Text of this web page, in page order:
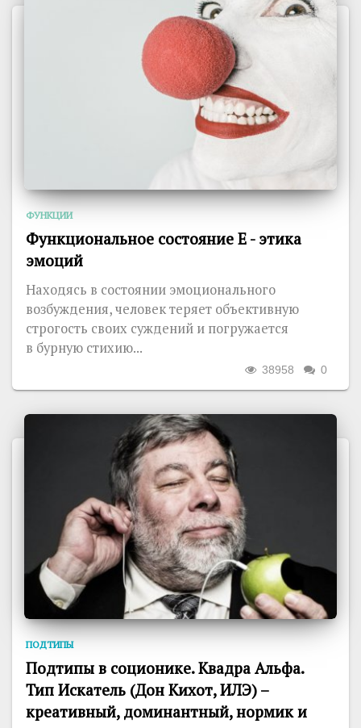
ФУНКЦИИ
Функциональное состояние E - этика
эмоций
Находясь в состоянии эмоционального
возбуждения, человек теряет объективную
строгость своих суждений и погружается
в бурную стихию...
0
38958
ПОДТИПЫ
Подтипы в соционике. Квадра Альфа.
Тип Искатель (Дон Кихот, ИЛЭ) –
креативный, доминантный, нормик и